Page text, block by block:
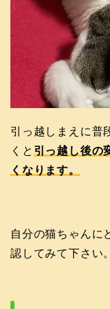
引っ越しまえに普
くと 引っ越し後の
くなります。
自分の猫ちゃんに
認してみて下さい。